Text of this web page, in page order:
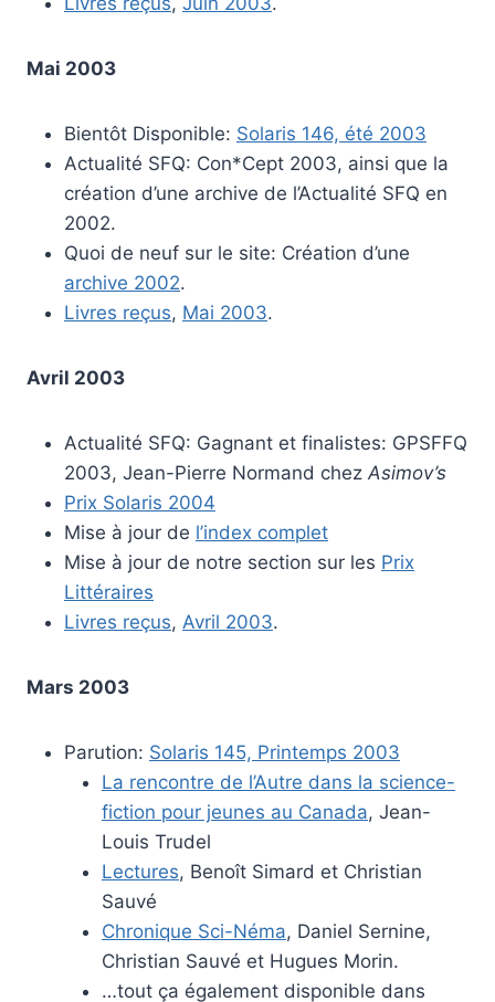
Mai 2003
Bientôt Disponible: Solaris 146, été 2003
Actualité SFQ: Con*Cept 2003, ainsi que la
création d’une archive de l’Actualité SFQ en
2002.
Quoi de neuf sur le site: Création d’une
archive 2002.
Livres reçus, Mai 2003.
Avril 2003
Actualité SFQ: Gagnant et finalistes: GPSFFQ
2003, Jean-Pierre Normand chez Asimov’s
Prix Solaris 2004
Mise à jour de l’index complet
Mise à jour de notre section sur les Prix
Littéraires
Livres reçus, Avril 2003.
Mars 2003
Parution: Solaris 145, Printemps 2003
La rencontre de l’Autre dans la science-
fiction pour jeunes au Canada, Jean-
Louis Trudel
Lectures, Benoît Simard et Christian
Sauvé
Chronique Sci-Néma, Daniel Sernine,
Christian Sauvé et Hugues Morin.
…tout ça également disponible dans